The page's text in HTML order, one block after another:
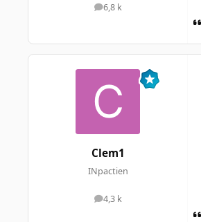
6,8 k
messages
Clem1
INpactien
4,3 k
messages